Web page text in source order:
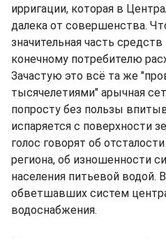
ирригации, которая в
далека от совершенства.
значительная часть
конечному потребителю
Зачастую это всё та же
тысячелетиями" арычная
попросту без пользы
испаряется с поверхности
голос говорят об
региона, об изношенности
населения питьевой водой.
обветшавших систем
водоснабжения.